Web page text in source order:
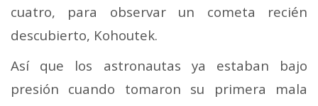
cuatro, para observar un cometa recién
descubierto, Kohoutek.
Así que los astronautas ya estaban bajo
presión cuando tomaron su primera mala